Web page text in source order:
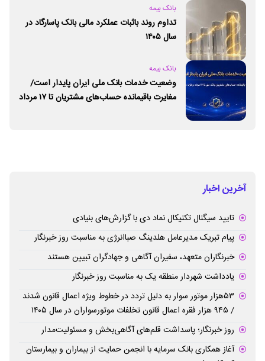
بانک بیمه
تداوم روند باثبات عملکرد مالی بانک پاسارگاد در
سال ۱۴۰۵
بانک بیمه
وضعیت خدمات بانک ملی ایران پایدار است/
مغایرت‌ باقیمانده حساب‌های مشتریان تا ۱۷ مرداد
آخرین اخبار
تایید سیگنال تکنیکال نماد دی با گزارش‌های بنیادی
پیام تبریک مدیرعامل هلدینگ صباانرژی به مناسبت روز خبرنگار
خبرنگاران متعهد، سفیران آگاهی و جهادگران تبیین هستند
یادداشت شهردار منطقه یک به مناسبت روز خبرنگار
۵۳هزار موتور سوار به دلیل تردد در خطوط ویژه اعمال قانون شدند
/ ۹۴۵ هزار فقره اعمال قانون تخلفات موتورسواران در سال ۱۴۰۵
روز خبرنگار؛ پاسداشت قلم‌های آگاهی‌بخش و مسئولیت‌مدار
آغاز همکاری بانک سرمایه با انجمن حمایت از بیماران و بیمارستان